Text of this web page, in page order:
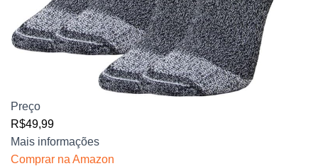
Preço
R$49,99
Mais informações
Comprar na Amazon